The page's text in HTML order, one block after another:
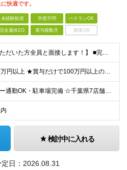
に快適です。
未経験歓迎 学歴不問 ベテランOK
完全週休2日 賞与複数月 面接1回
【応募いただいた方全員と面接します！】 ■完全未経験OK ■転職回数・前職・スキル・学歴不問 ■20代～30代活躍中！ ★第二新卒も大歓迎 「新卒で入社したけど、環境が合わなくて早期に退職してしまっ
★月給30万円以上 ★賞与だけで100万円以上の支給実績も ★1年で年収1000万円のメンバー在籍 ★インセンティブで月20万円獲得した実績も 月給30万円～50万円＋賞与年1回（最大3カ月分）＋イ
☆マイカー通勤OK・駐車場完備 ☆千葉県7店舗で募集 ☆2026年新店舗立ち上げ店舗あり ☆転勤なし 本社、もしくは以下店舗での勤務になります。 【本社】 千葉県印旛郡酒々井町本佐倉457-2
検討中に入れる
日： 2026.08.31